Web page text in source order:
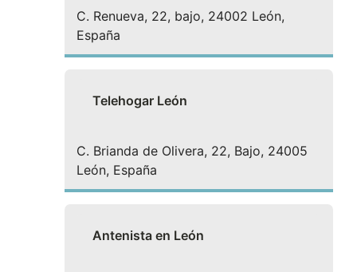
C. Renueva, 22, bajo, 24002 León,
España
Telehogar León
C. Brianda de Olivera, 22, Bajo, 24005
León, España
Antenista en León